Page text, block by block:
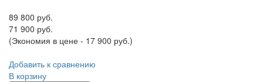
89 800 руб.
71 900 руб.
(Экономия в цене - 17 900 руб.)
Добавить к сравнению
В корзину